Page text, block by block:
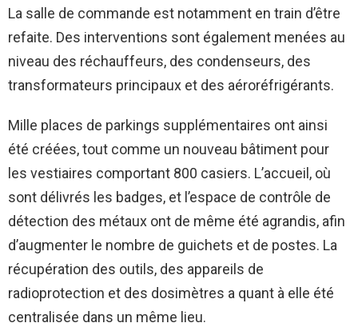
La salle de commande est notamment en train d’être
refaite. Des interventions sont également menées au
niveau des réchauffeurs, des condenseurs, des
transformateurs principaux et des aéroréfrigérants.
Mille places de parkings supplémentaires ont ainsi
été créées, tout comme un nouveau bâtiment pour
les vestiaires comportant 800 casiers. L’accueil, où
sont délivrés les badges, et l’espace de contrôle de
détection des métaux ont de même été agrandis, afin
d’augmenter le nombre de guichets et de postes. La
récupération des outils, des appareils de
radioprotection et des dosimètres a quant à elle été
centralisée dans un même lieu.